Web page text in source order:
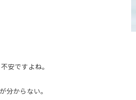
安ですよね。
分からない。